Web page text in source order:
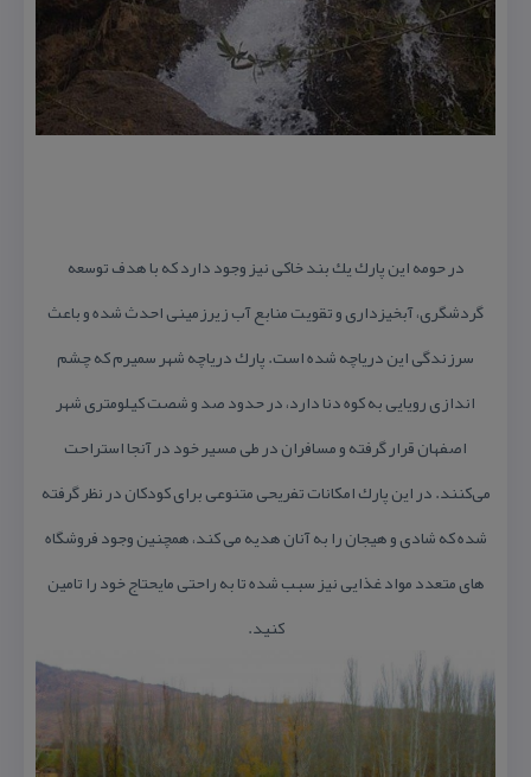
در حومه‌ این پارك یك بند خاكی نیز وجود دارد كه با هدف توسعه
گردشگری، آبخیزداری و تقویت منابع آب زیرزمینی احدث شده و باعث
سرزندگی این دریاچه شده است. پارك دریاچه شهر سمیرم كه چشم
‌اندازی رویایی به كوه دنا دارد، در حدود صد و شصت كیلومتری شهر
اصفهان قرار گرفته و مسافران در طی مسیر خود در آنجا استراحت
می‌كنند. در این پارك امكانات تفریحی متنوعی برای كودكان در نظر گرفته
شده كه شادی و هیجان را به آنان هدیه می ‌كند، همچنین وجود فروشگاه‌
های متعدد مواد غذایی نیز سبب شده تا به راحتی مایحتاج خود را تامین
كنید.